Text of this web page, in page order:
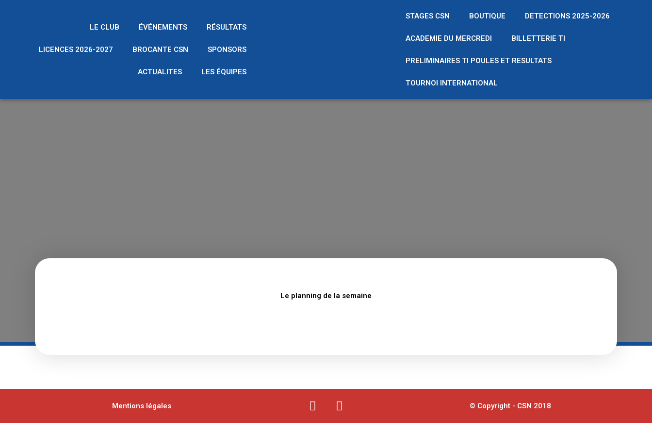
LE CLUB ÉVÉNEMENTS RÉSULTATS
LICENCES 2026-2027 BROCANTE CSN SPONSORS
ACTUALITES LES ÉQUIPES
STAGES CSN BOUTIQUE DETECTIONS 2025-2026
ACADEMIE DU MERCREDI BILLETTERIE TI
PRELIMINAIRES TI POULES ET RESULTATS
TOURNOI INTERNATIONAL
Le planning de la semaine
Mentions légales
F
a
c
Y
o
u
© Copyright - CSN 2018